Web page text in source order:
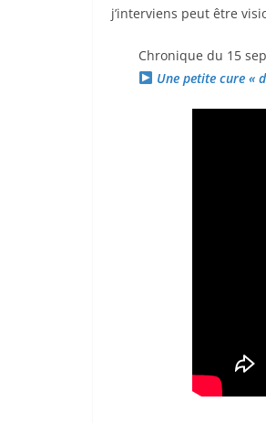
j’interviens peut être
Chronique du 15
Une petite cure «